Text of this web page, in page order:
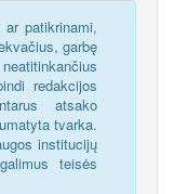
ar patikrinami,
garbę
redakcijos
atsako
tvarka.
institucijų
teisės